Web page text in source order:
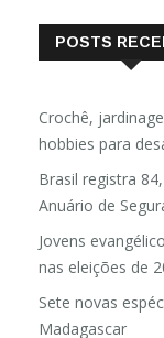
POSTS
Crochê,
hobbies para
Brasil registra
Anuário de
Jovens
nas eleições de
Sete novas
Madagascar